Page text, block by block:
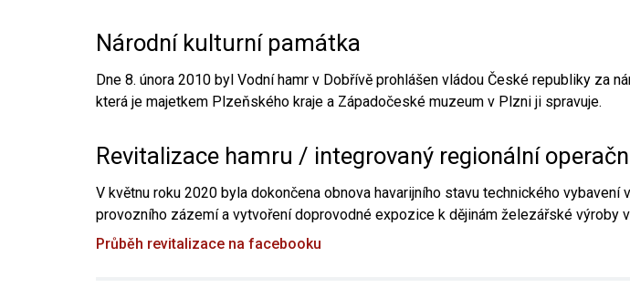
Národní kulturní památka
Dne 8. února 2010 byl Vodní hamr v Dobřívě prohlášen vládou České republiky za
která je majetkem Plzeňského kraje a Západočeské muzeum v Plzni ji spravuje.
Revitalizace hamru / integrovaný regionální
V květnu roku 2020 byla dokončena obnova havarijního stavu technického vybavení
provozního zázemí a vytvoření doprovodné expozice k dějinám železářské výroby
Průběh revitalizace na facebooku